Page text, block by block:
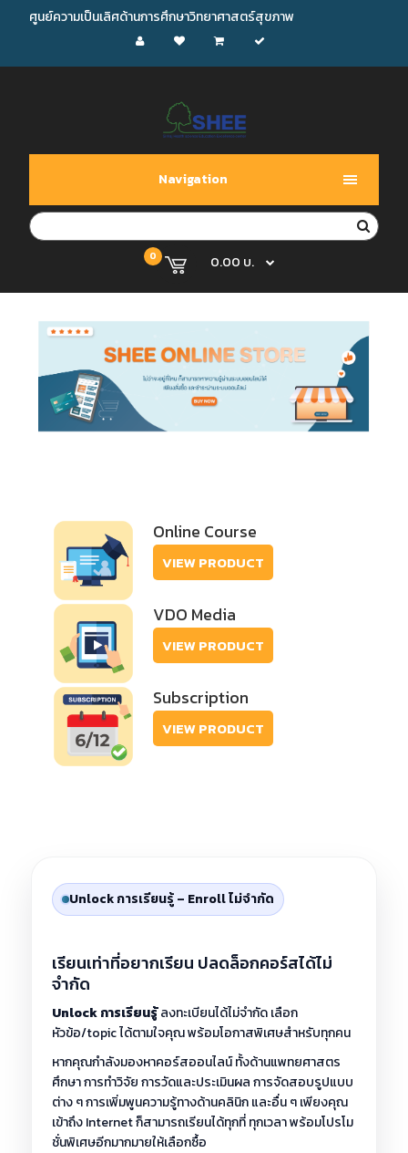
ศูนย์ความเป็นเลิศด้านการศึกษาวิทยาศาสตร์สุขภาพ
Navigation
0 0.00 บ.
Online Course
VIEW PRODUCT
VDO Media
VIEW PRODUCT
Subscription
VIEW PRODUCT
Unlock การเรียนรู้ – Enroll ไม่จำกัด
เรียนเท่าที่อยากเรียน ปลดล็อกคอร์สได้ไม่
จำกัด
Unlock การเรียนรู้ลงทะเบียนได้ไม่จำกัด เลือก
หัวข้อ/topic ได้ตามใจคุณ พร้อมโอกาสพิเศษสำหรับทุกคน
หากคุณกำลังมองหาคอร์สออนไลน์ ทั้งด้านแพทยศาสตร
ศึกษา การทำวิจัย การวัดและประเมินผล การจัดสอบรูปแบบ
ต่าง ๆ การเพิ่มพูนความรู้ทางด้านคลินิก และอื่น ๆ เพียงคุณ
เข้าถึง Internet ก็สามารถเรียนได้ทุกที่ ทุกเวลา พร้อมโปรโม
ชั่นพิเศษอีกมากมายให้เลือกซื้อ